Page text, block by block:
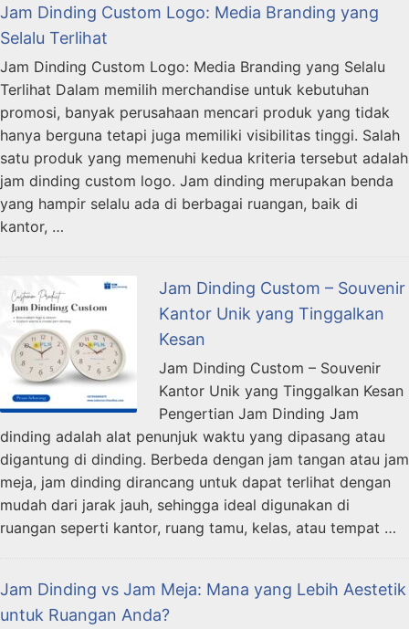
Jam Dinding Custom Logo: Media Branding yang
Selalu Terlihat
Jam Dinding Custom Logo: Media Branding yang Selalu
Terlihat Dalam memilih merchandise untuk kebutuhan
promosi, banyak perusahaan mencari produk yang tidak
hanya berguna tetapi juga memiliki visibilitas tinggi. Salah
satu produk yang memenuhi kedua kriteria tersebut adalah
jam dinding custom logo. Jam dinding merupakan benda
yang hampir selalu ada di berbagai ruangan, baik di
kantor, …
Jam Dinding Custom – Souvenir
Kantor Unik yang Tinggalkan
Kesan
Jam Dinding Custom – Souvenir
Kantor Unik yang Tinggalkan Kesan
Pengertian Jam Dinding Jam
dinding adalah alat penunjuk waktu yang dipasang atau
digantung di dinding. Berbeda dengan jam tangan atau jam
meja, jam dinding dirancang untuk dapat terlihat dengan
mudah dari jarak jauh, sehingga ideal digunakan di
ruangan seperti kantor, ruang tamu, kelas, atau tempat …
Jam Dinding vs Jam Meja: Mana yang Lebih Aestetik
untuk Ruangan Anda?